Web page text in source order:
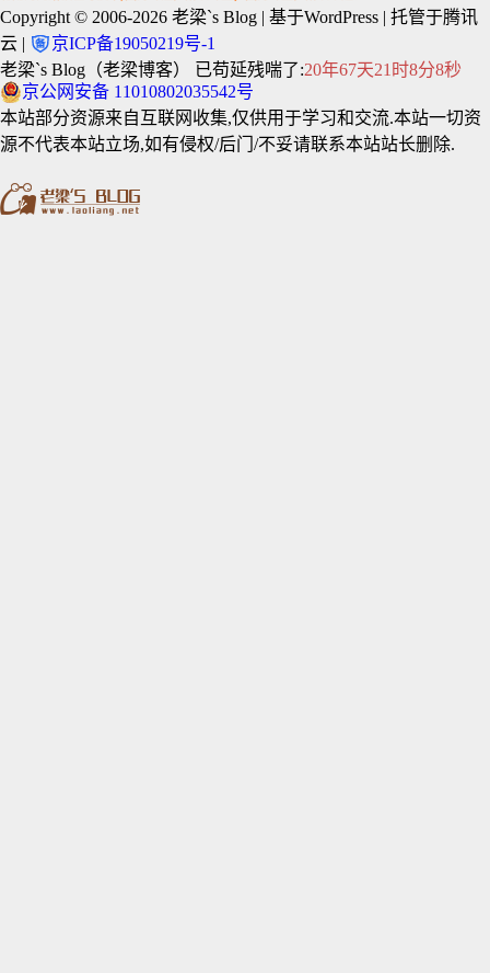
Copyright © 2006-2026 老梁`s Blog | 基于WordPress | 托管于腾讯
云 |
京ICP备19050219号-1
老梁`s Blog（老梁博客） 已苟延残喘了:20年67天21时8分8秒
京公网安备 11010802035542号
本站部分资源来自互联网收集,仅供用于学习和交流.本站一切资
源不代表本站立场,如有侵权/后门/不妥请联系本站站长删除.